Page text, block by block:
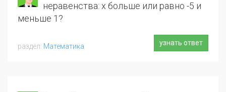
Математика
неравенства: x больше или равно -5 и
меньше 1?
узнать ответ